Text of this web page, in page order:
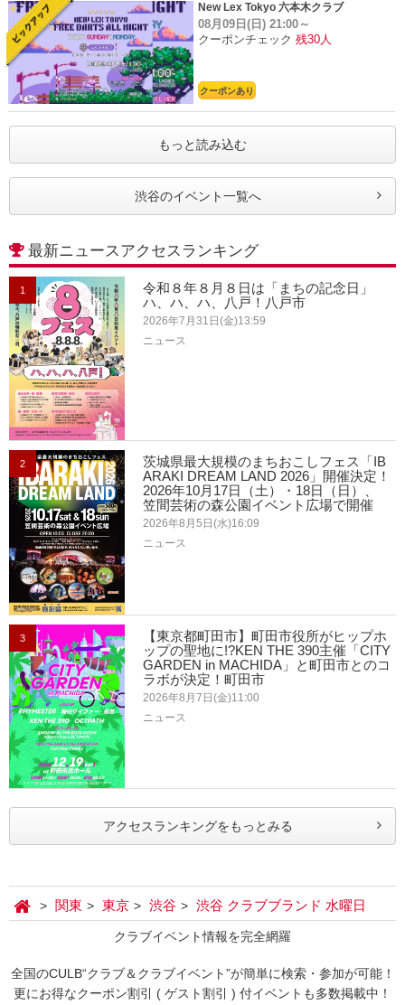
New Lex Tokyo 六本木クラブ
08月09日(日) 21:00～
クーポンチェック 残30人
クーポンあり
もっと読み込む
渋谷のイベント一覧へ
最新ニュースアクセスランキング
1
令和８年８月８日は「まちの記念日」
ハ、ハ、ハ、八戸！八戸市
2026年7月31日(金)13:59
ニュース
2
茨城県最大規模のまちおこしフェス「IB
ARAKI DREAM LAND 2026」開催決定！
2026年10月17日（土）・18日（日）、
笠間芸術の森公園イベント広場で開催
2026年8月5日(水)16:09
ニュース
3
【東京都町田市】町田市役所がヒップホ
ップの聖地に!?KEN THE 390主催「CITY
GARDEN in MACHIDA」と町田市とのコ
ラボが決定！町田市
2026年8月7日(金)11:00
ニュース
アクセスランキングをもっとみる
関東 東京 渋谷 渋谷 クラブブランド 水曜日
クラブイベント情報を完全網羅
全国のCULB“クラブ＆クラブイベント”が簡単に検索・参加が可能！
更にお得なクーポン割引 ( ゲスト割引 ) 付イベントも多数掲載中！